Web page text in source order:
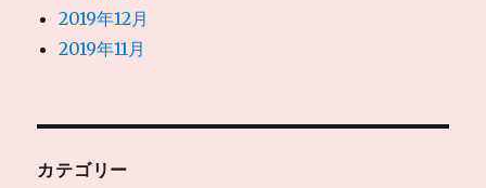
2019年12月
2019年11月
カテゴリー